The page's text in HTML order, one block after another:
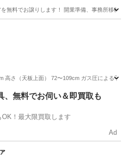
無料でお譲りします！ 開業準備、事務所移
高さ（天板上面） 72〜109cm ガス圧による
ブル
、無料でお伺い＆即買取も
！最大限買取します
Ad